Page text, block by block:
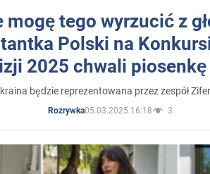
mogę tego wyrzucić z
Polski na
2025 chwali
będzie reprezentowana przez zespół
Rozrywka05.03.2025 16:18 3